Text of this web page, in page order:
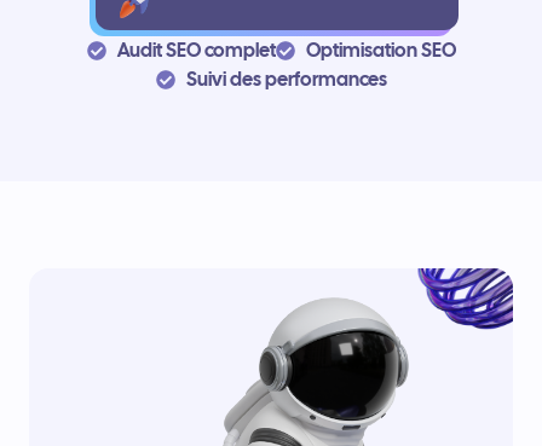
Audit SEO complet
Optimisation SEO
Suivi des performances